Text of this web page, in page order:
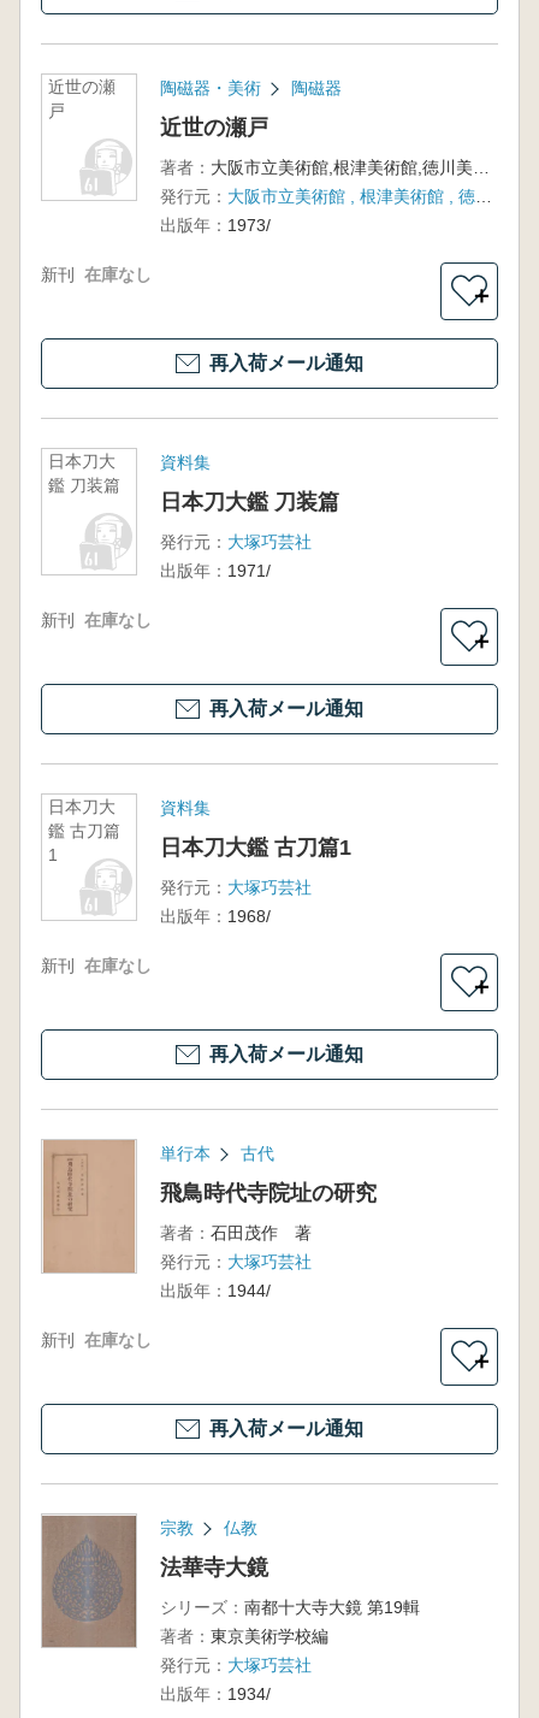
近世の瀬
戸
陶磁器・美術 陶磁器
近世の瀬戸
著者：
発行元：
大阪市立美術館 , 根津美術館 , 徳川美術館 , 大塚巧芸社(製作)
出版年： 1973/
新刊 在庫なし
＋
再入荷メール通知
日本刀大
鑑 刀装篇
資料集
日本刀大鑑 刀装篇
発行元： 大塚巧芸社
出版年： 1971/
新刊 在庫なし
＋
再入荷メール通知
日本刀大
鑑 古刀篇
1
資料集
日本刀大鑑 古刀篇1
発行元： 大塚巧芸社
出版年： 1968/
新刊 在庫なし
＋
再入荷メール通知
単行本 古代
飛鳥時代寺院址の研究
著者： 石田茂作 著
発行元： 大塚巧芸社
出版年： 1944/
新刊 在庫なし
＋
再入荷メール通知
宗教 仏教
法華寺大鏡
シリーズ： 南都十大寺大鏡 第19輯
著者： 東京美術学校編
発行元： 大塚巧芸社
出版年： 1934/